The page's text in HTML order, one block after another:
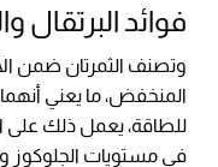
فوائد البرتقال
وتصنف الثمرتان ضمن
المنخفض، ما يعني أنهما
للطاقة، يعمل ذلك على
في مستويات الجلوكوز